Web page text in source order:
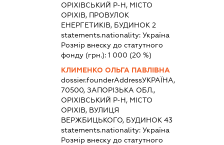
ОРІХІВСЬКИЙ Р-Н, МІСТО
ОРІХІВ, ПРОВУЛОК
ЕНЕРГЕТИКІВ, БУДИНОК 2
statements.nationality: Україна
Розмір внеску до статутного
фонду (грн.): 1 000 (20 %)
КЛИМЕНКО ОЛЬГА ПАВЛІВНА
dossier.founderAddressУКРАЇНА,
70500, ЗАПОРІЗЬКА ОБЛ.,
ОРІХІВСЬКИЙ Р-Н, МІСТО
ОРІХІВ, ВУЛИЦЯ
ВЕРЖБИЦЬКОГО, БУДИНОК 43
statements.nationality: Україна
Розмір внеску до статутного